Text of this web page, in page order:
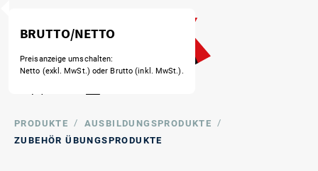
PRODUKTE / AUSBILDUNGSPRODUKTE
/
ZUBEHÖR ÜBUNGSPRODUKTE
BRUTTO/NETTO
Preisanzeige umschalten:
Netto (exkl. MwSt.) oder Brutto (inkl. MwSt.).